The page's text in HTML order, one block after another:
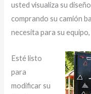
usted visualiza su
comprando su camión
necesita para su
Esté listo
para
modificar su